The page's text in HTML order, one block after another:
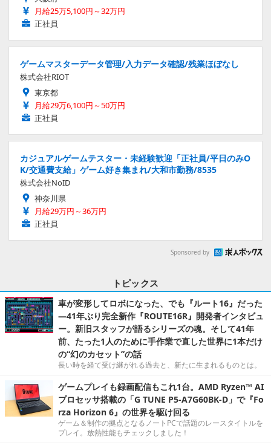
月給25万5,100円～32万円
正社員
ゲームマスターデータ管理/入力データ確認/残業ほぼなし
株式会社RIOT
東京都
月給29万6,100円～50万円
正社員
カジュアルゲームテスター・未経験歓迎「正社員/平日のみO
K/交通費支給」ゲーム好き集まれ/大和市勤務/8535
株式会社NoID
神奈川県
月給29万円～36万円
正社員
Sponsored by
トピックス
車が変形してロボになった、でも『ルート16』だった
―41年ぶり完全新作『ROUTE16R』開発者インタビュ
ー。新旧スタッフが語るシリーズの魂。そして41年
前、たった1人のために手作業で直した世界に1本だけ
の“幻のカセット”の話
長い時を経て受け継がれる過去と、新たに生まれるものとは。
ゲームプレイも録画配信もこれ1台。AMD Ryzen™ AI
プロセッサ搭載の「G TUNE P5-A7G60BK-D」で『Fo
rza Horizon 6』の世界を駆け回る
ゲーム＆制作の拠点となるノートPCで話題のレースタイトルを
プレイ。放熱性能もチェックしました！